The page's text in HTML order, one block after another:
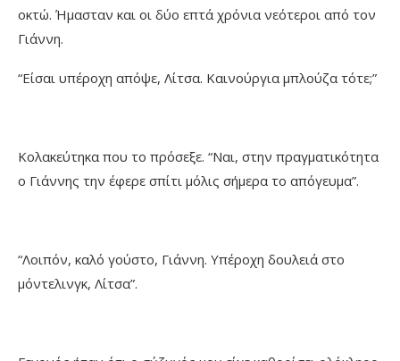
οκτώ. Ήμασταν και οι δύο επτά χρόνια νεότεροι από τον
Γιάννη.
“Είσαι υπέροχη απόψε, Λίτσα. Καινούργια μπλούζα τότε;”
Κολακεύτηκα που το πρόσεξε. “Ναι, στην πραγματικότητα
ο Γιάννης την έφερε σπίτι μόλις σήμερα το απόγευμα”.
“Λοιπόν, καλό γούστο, Γιάννη. Υπέροχη δουλειά στο
μόντελινγκ, Λίτσα”.